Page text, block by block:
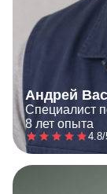
Андрей
Специалист
8 лет опыта
4.8/